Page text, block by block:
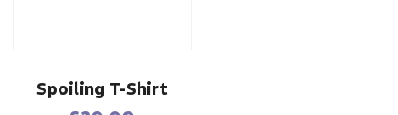
Spoiling T-Shirt